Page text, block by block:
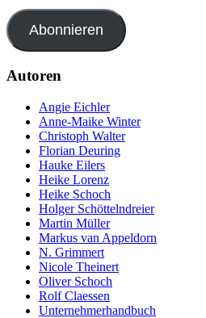
Abonnieren
Autoren
Angie Eichler
Anne-Maike Winter
Christoph Walter
Florian Deuring
Hauke Eilers
Heike Lorenz
Heike Schoch
Holger Schöttelndreier
Martin Müller
Markus van Appeldorn
N. Grimmert
Nicole Theinert
Oliver Schoch
Rolf Claessen
Unternehmerhandbuch